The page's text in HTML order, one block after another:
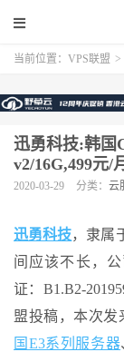
当前位置： VPS联盟 >
迅勇科技:韩国
v2/16G,499元/
2020-03-29 分类： 云
迅勇科技，隶属
间应该不长，
证：B1.B2-
盟投稿，本次发
国E3系列服务器